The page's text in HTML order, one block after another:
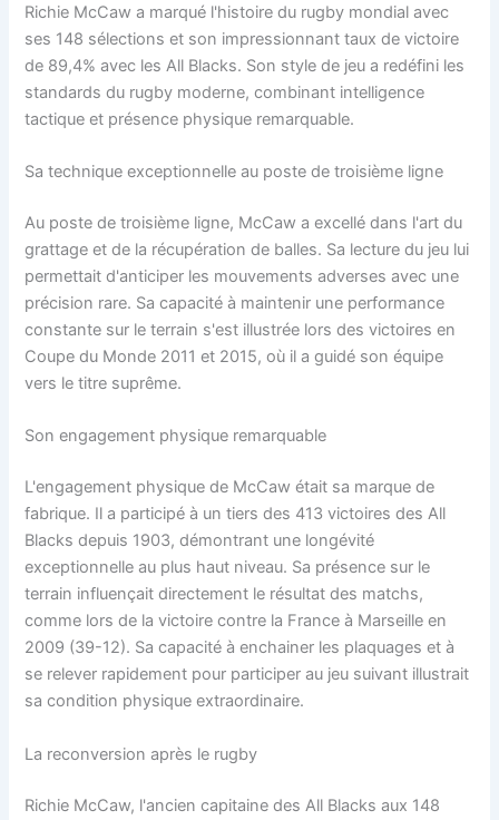
Richie McCaw a marqué l'histoire du rugby mondial avec
ses 148 sélections et son impressionnant taux de victoire
de 89,4% avec les All Blacks. Son style de jeu a redéfini les
standards du rugby moderne, combinant intelligence
tactique et présence physique remarquable.
Sa technique exceptionnelle au poste de troisième ligne
Au poste de troisième ligne, McCaw a excellé dans l'art du
grattage et de la récupération de balles. Sa lecture du jeu lui
permettait d'anticiper les mouvements adverses avec une
précision rare. Sa capacité à maintenir une performance
constante sur le terrain s'est illustrée lors des victoires en
Coupe du Monde 2011 et 2015, où il a guidé son équipe
vers le titre suprême.
Son engagement physique remarquable
L'engagement physique de McCaw était sa marque de
fabrique. Il a participé à un tiers des 413 victoires des All
Blacks depuis 1903, démontrant une longévité
exceptionnelle au plus haut niveau. Sa présence sur le
terrain influençait directement le résultat des matchs,
comme lors de la victoire contre la France à Marseille en
2009 (39-12). Sa capacité à enchainer les plaquages et à
se relever rapidement pour participer au jeu suivant illustrait
sa condition physique extraordinaire.
La reconversion après le rugby
Richie McCaw, l'ancien capitaine des All Blacks aux 148